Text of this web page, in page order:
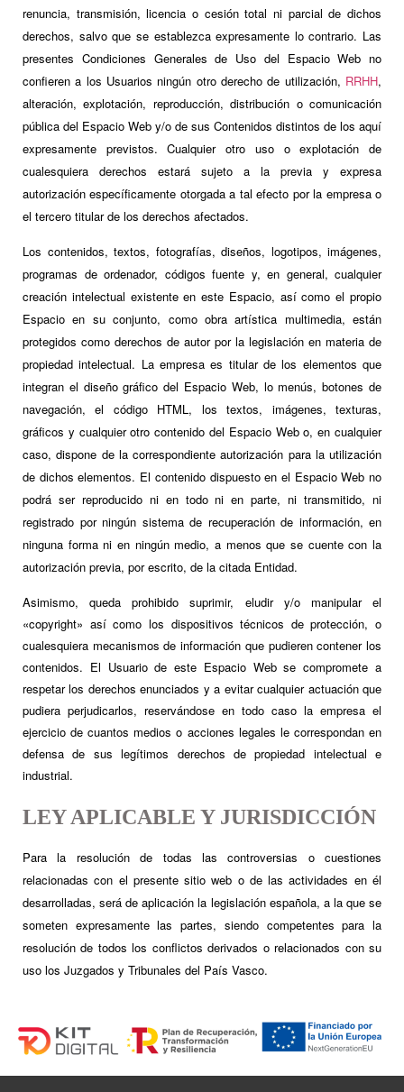
renuncia, transmisión, licencia o cesión total ni parcial de dichos
derechos, salvo que se establezca expresamente lo contrario. Las
presentes Condiciones Generales de Uso del Espacio Web no
confieren a los Usuarios ningún otro derecho de utilización, RRHH,
alteración, explotación, reproducción, distribución o comunicación
pública del Espacio Web y/o de sus Contenidos distintos de los aquí
expresamente previstos. Cualquier otro uso o explotación de
cualesquiera derechos estará sujeto a la previa y expresa
autorización específicamente otorgada a tal efecto por la empresa o
el tercero titular de los derechos afectados.
Los contenidos, textos, fotografías, diseños, logotipos, imágenes,
programas de ordenador, códigos fuente y, en general, cualquier
creación intelectual existente en este Espacio, así como el propio
Espacio en su conjunto, como obra artística multimedia, están
protegidos como derechos de autor por la legislación en materia de
propiedad intelectual. La empresa es titular de los elementos que
integran el diseño gráfico del Espacio Web, lo menús, botones de
navegación, el código HTML, los textos, imágenes, texturas,
gráficos y cualquier otro contenido del Espacio Web o, en cualquier
caso, dispone de la correspondiente autorización para la utilización
de dichos elementos. El contenido dispuesto en el Espacio Web no
podrá ser reproducido ni en todo ni en parte, ni transmitido, ni
registrado por ningún sistema de recuperación de información, en
ninguna forma ni en ningún medio, a menos que se cuente con la
autorización previa, por escrito, de la citada Entidad.
Asimismo, queda prohibido suprimir, eludir y/o manipular el
«copyright» así como los dispositivos técnicos de protección, o
cualesquiera mecanismos de información que pudieren contener los
contenidos. El Usuario de este Espacio Web se compromete a
respetar los derechos enunciados y a evitar cualquier actuación que
pudiera perjudicarlos, reservándose en todo caso la empresa el
ejercicio de cuantos medios o acciones legales le correspondan en
defensa de sus legítimos derechos de propiedad intelectual e
industrial.
LEY APLICABLE Y JURISDICCIÓN
Para la resolución de todas las controversias o cuestiones
relacionadas con el presente sitio web o de las actividades en él
desarrolladas, será de aplicación la legislación española, a la que se
someten expresamente las partes, siendo competentes para la
resolución de todos los conflictos derivados o relacionados con su
uso los Juzgados y Tribunales del País Vasco.